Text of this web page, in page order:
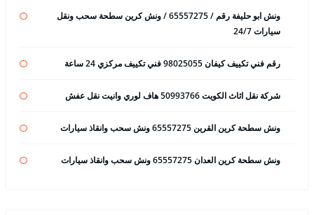
ونش ابو حليفة رقم / 65557275 / ونش كرين سطحة سحب ونقل
سيارات 24/7
رقم فني تكييف كيفان 98025055 فني تكييف مركزي 24 ساعة
شركة نقل اثاث الكويت 50993766 هاف لوري وانيت نقل عفش
ونش سطحة كرين القرين 65557275 ونش سحب وانقاذ سيارات
ونش سطحة كرين العدان 65557275 ونش سحب وانقاذ سيارات